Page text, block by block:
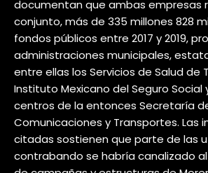
documentan que ambas empresas
conjunto, más de 335 millones 828
fondos públicos entre 2017 y 2019,
administraciones municipales,
entre ellas los Servicios de Salud de
Instituto Mexicano del Seguro Social
centros de la entonces Secretaría
Comunicaciones y Transportes. Las
citadas sostienen que parte de las
contrabando se habría canalizado